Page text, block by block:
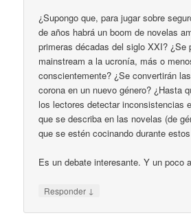
¿Supongo que, para jugar sobre
de años habrá un boom de novelas
primeras décadas del siglo XXI? ¿Se
mainstream a la ucronía, más o
conscientemente? ¿Se convertirán
corona en un nuevo género? ¿Hasta
los lectores detectar inconsistencias
que se describa en las novelas (de
que se estén cocinando durante
Es un debate interesante. Y un poco
Responder ↓